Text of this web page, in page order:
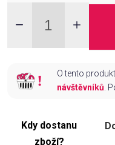
O tento
návštěvníků.
Kdy dostanu
zboží?